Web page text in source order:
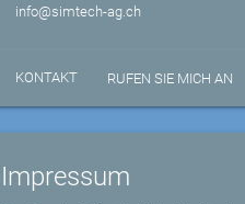
info@simtech-ag.ch
KONTAKT RUFEN SIE MICH AN
Impressum